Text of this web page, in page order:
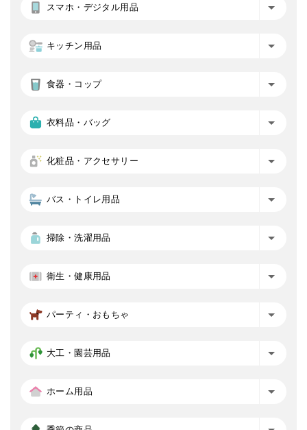
スマホ・デジタル用品
キッチン用品
食器・コップ
衣料品・バッグ
化粧品・アクセサリー
バス・トイレ用品
掃除・洗濯用品
衛生・健康用品
パーティ・おもちゃ
大工・園芸用品
ホーム用品